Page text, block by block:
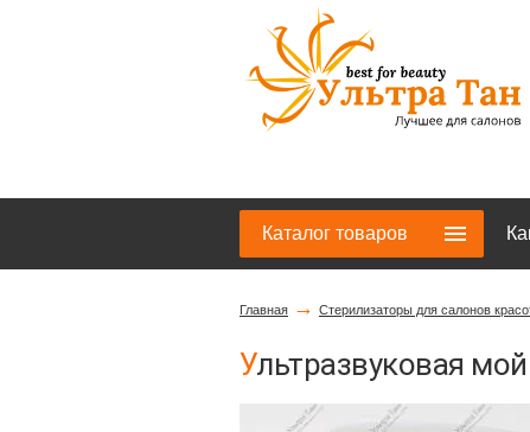
Каталог товаров
Главная → Стерилизаторы для салонов
Ультразвуковая